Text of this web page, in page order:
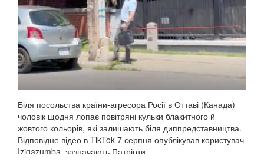
Біля посольства країни-агресора Росії в Оттаві (Канада)
чоловік щодня лопає повітряні кульки блакитного й
жовтого кольорів, які залишають біля диппредставництва.
Відповідне відео в TikTok 7 серпня опублікував користувач
Izigazumba, зазначають Патріоти ...